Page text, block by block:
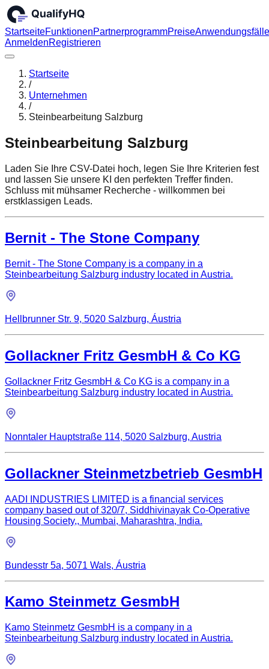
StartseiteFunktionenPartnerprogrammPreiseAnwendungsfälle
AnmeldenRegistrieren
Startseite
/
Unternehmen
/
Steinbearbeitung Salzburg
Steinbearbeitung Salzburg
Laden Sie Ihre CSV-Datei hoch, legen Sie Ihre Kriterien fest
und lassen Sie unsere KI den perfekten Treffer finden.
Schluss mit mühsamer Recherche - willkommen bei
erstklassigen Leads.
Bernit - The Stone Company
Bernit - The Stone Company is a company in a
Steinbearbeitung Salzburg industry located in Austria.
Hellbrunner Str. 9, 5020 Salzburg, Áustria
Gollackner Fritz GesmbH & Co KG
Gollackner Fritz GesmbH & Co KG is a company in a
Steinbearbeitung Salzburg industry located in Austria.
Nonntaler Hauptstraße 114, 5020 Salzburg, Austria
Gollackner Steinmetzbetrieb GesmbH
AADI INDUSTRIES LIMITED is a financial services
company based out of 320/7, Siddhivinayak Co-Operative
Housing Society,, Mumbai, Maharashtra, India.
Bundesstr 5a, 5071 Wals, Áustria
Kamo Steinmetz GesmbH
Kamo Steinmetz GesmbH is a company in a
Steinbearbeitung Salzburg industry located in Austria.